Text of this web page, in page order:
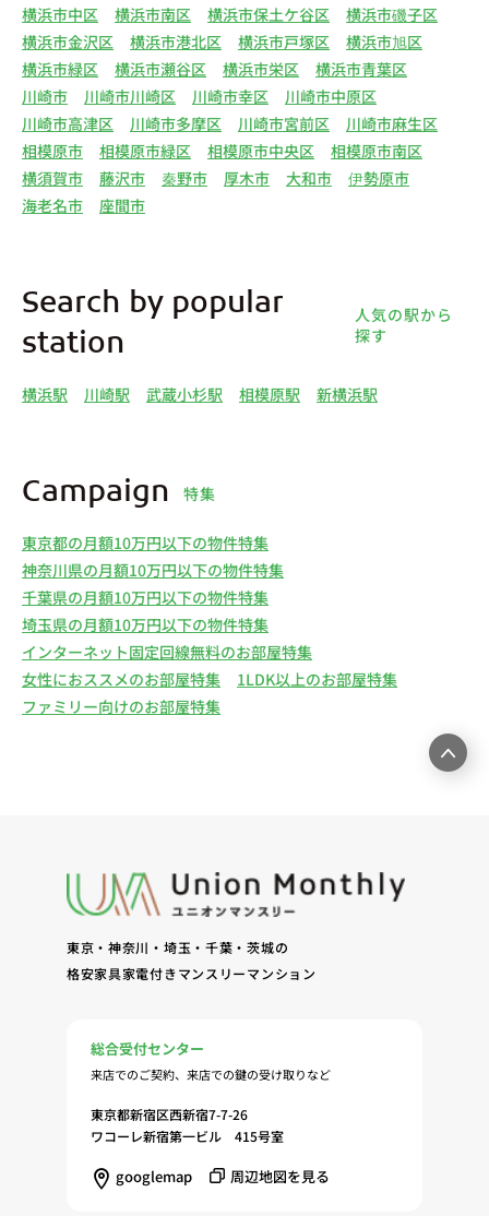
横浜市中区
横浜市南区 横浜市保土ケ谷区
横浜市磯子区
横浜市金沢区
横浜市港北区 横浜市戸塚区
横浜市旭区
横浜市緑区
横浜市瀬谷区 横浜市栄区
横浜市青葉区
川崎市
川崎市川崎区 川崎市幸区
川崎市中原区
川崎市高津区
川崎市多摩区 川崎市宮前区
川崎市麻生区
相模原市
相模原市緑区 相模原市中央区
相模原市南区
横須賀市
藤沢市 秦野市 厚木市 大和市
伊勢原市
海老名市
座間市
Search by popular
station
人気の駅から
探す
横浜駅 川崎駅 武蔵小杉駅 相模原駅 新横浜駅
Campaign 特集
東京都の月額10万円以下の物件特集
神奈川県の月額10万円以下の物件特集
千葉県の月額10万円以下の物件特集
埼玉県の月額10万円以下の物件特集
インターネット固定回線無料のお部屋特集
女性におススメのお部屋特集
1LDK以上のお部屋特集
ファミリー向けのお部屋特集
東京・神奈川・埼玉・千葉・茨城の
格安家具家電付きマンスリーマンション
総合受付センター
来店でのご契約、来店での鍵の受け取りなど
東京都新宿区西新宿7-7-26
ワコーレ新宿第一ビル 415号室
googlemap 周辺地図を見る